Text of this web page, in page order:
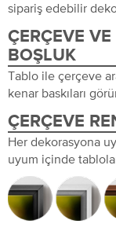
sipariş edebilir
ÇERÇEVE
BOŞLUK
Tablo ile çerçeve
kenar baskıları
ÇERÇEVE
Her dekorasyona
uyum içinde